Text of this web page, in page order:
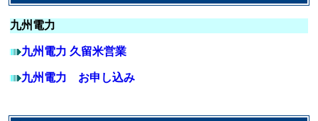
九州電力
九州電力 久留米営業
九州電力 お申し込み